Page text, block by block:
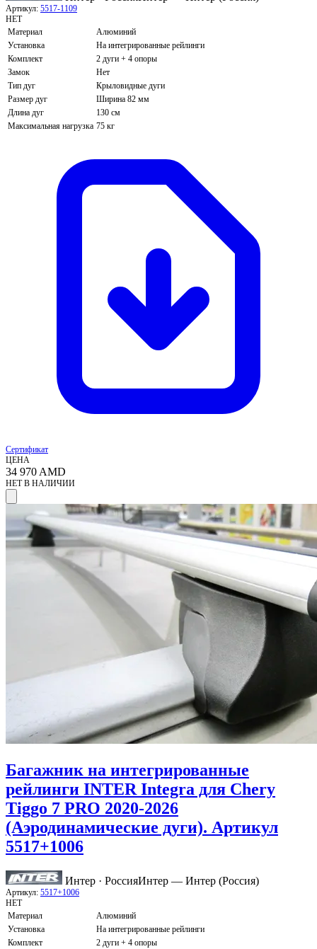
Артикул: 5517-1109
НЕТ
Материал
Алюминий
Установка
На интегрированные рейлинги
Комплект
2 дуги + 4 опоры
Замок
Нет
Тип дуг
Крыловидные дуги
Размер дуг
Ширина 82 мм
Длина дуг
130 см
Максимальная нагрузка 75 кг
Сертификат
ЦЕНА
34 970AMD
НЕТ В НАЛИЧИИ
Багажник на интегрированные
рейлинги INTER Integra для Chery
Tiggo 7 PRO 2020-2026
(Аэродинамические дуги). Артикул
5517+1006
Интер · РоссияИнтер — Интер (Россия)
Артикул: 5517+1006
НЕТ
Материал
Алюминий
Установка
На интегрированные рейлинги
Комплект
2 дуги + 4 опоры